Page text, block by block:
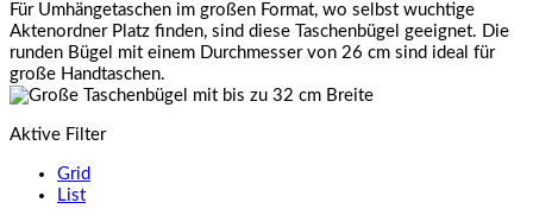
Für Umhängetaschen im großen Format, wo selbst wuchtige
Aktenordner Platz finden, sind diese Taschenbügel geeignet. Die
runden Bügel mit einem Durchmesser von 26 cm sind ideal für
große Handtaschen.
Aktive Filter
Grid
List